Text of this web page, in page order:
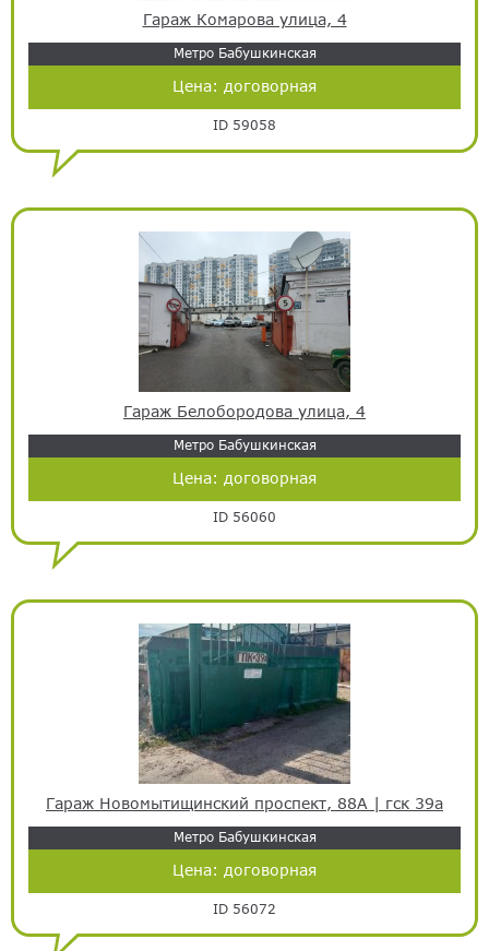
Гараж Комарова улица, 4
Метро Бабушкинская
Цена: договорная
ID 59058
Гараж Белобородова улица, 4
Метро Бабушкинская
Цена: договорная
ID 56060
Гараж Новомытищинский проспект, 88А | гск 39а
Метро Бабушкинская
Цена: договорная
ID 56072